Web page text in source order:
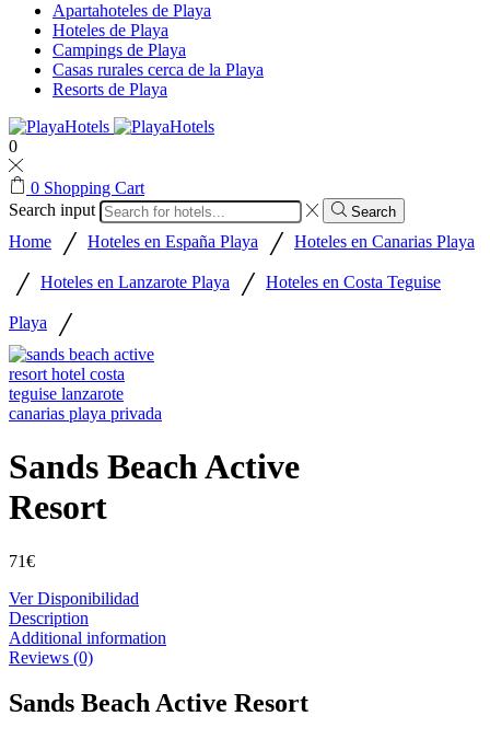
Apartahoteles de Playa
Hoteles de Playa
Campings de Playa
Casas rurales cerca de la Playa
Resorts de Playa
0
0 Shopping Cart
Search input
Search
Home / Hoteles en España Playa / Hoteles en Canarias Playa
/ Hoteles en Lanzarote Playa / Hoteles en Costa Teguise
Playa /
Sands Beach Active
Resort
71€
Ver Disponibilidad
Description
Additional information
Reviews (0)
Sands Beach Active Resort